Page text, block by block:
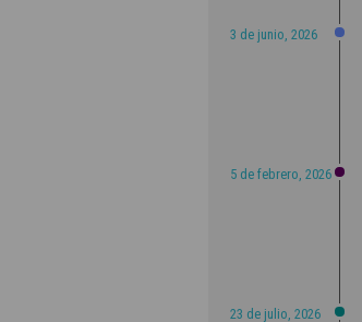
3 de junio, 2026
5 de febrero, 2026
23 de julio, 2026